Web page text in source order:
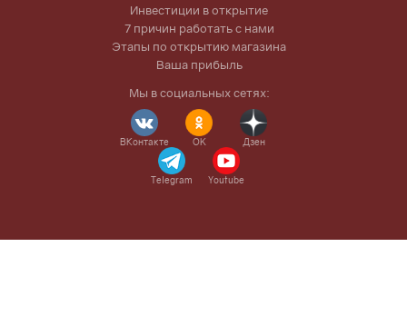
Инвестиции в открытие
7 причин работать с нами
Этапы по открытию магазина
Ваша прибыль
Мы в социальных сетях:
ВКонтакте OK Дзен
Telegram Youtube